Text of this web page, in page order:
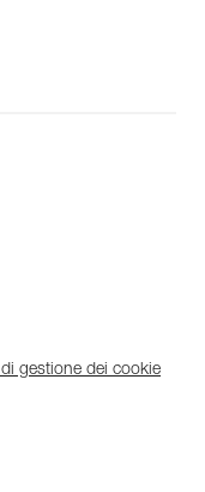
gestione dei cookie